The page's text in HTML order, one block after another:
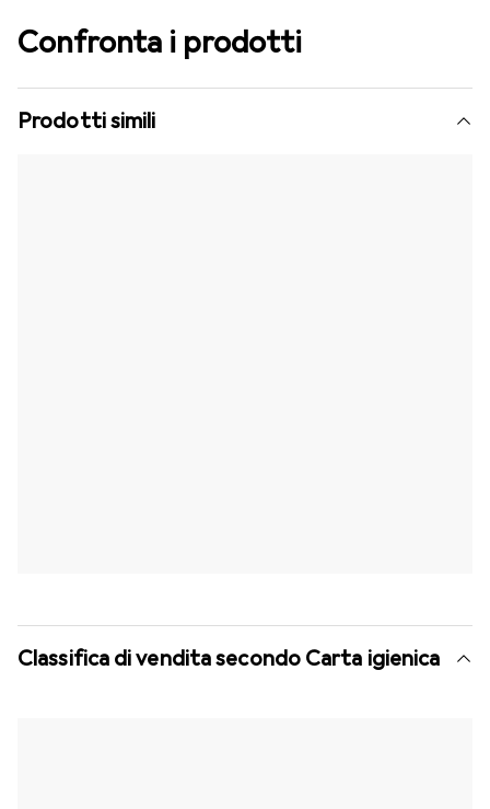
Confronta i prodotti
Prodotti simili
Classifica di vendita secondo Carta igienica